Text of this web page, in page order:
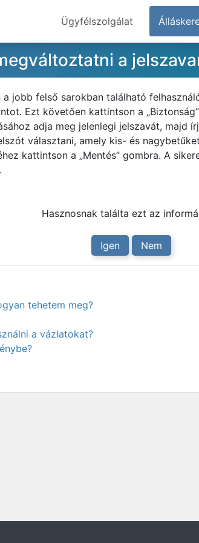
Ügyfélszolgálat
a
jobb felső sarokban található
Ezt követően kattintson a
adja meg jelenlegi jelszavát, majd
választani, amely kis- és
kattintson a „Mentés” gombra. A
Hasznosnak találta ezt az
Igen Nem
tehetem meg?
a vázlatokat?